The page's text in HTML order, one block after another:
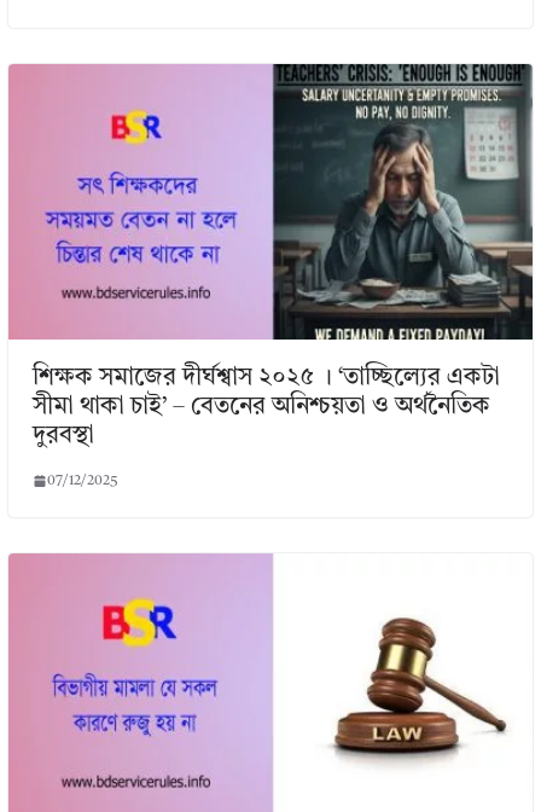
শিক্ষক সমাজের দীর্ঘশ্বাস ২০২৫ । ‘তাচ্ছিল্যের একটা
সীমা থাকা চাই’ – বেতনের অনিশ্চয়তা ও অর্থনৈতিক
দুরবস্থা
07/12/2025